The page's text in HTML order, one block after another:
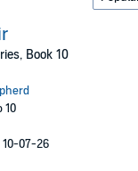
Book 10
10
10-07-26